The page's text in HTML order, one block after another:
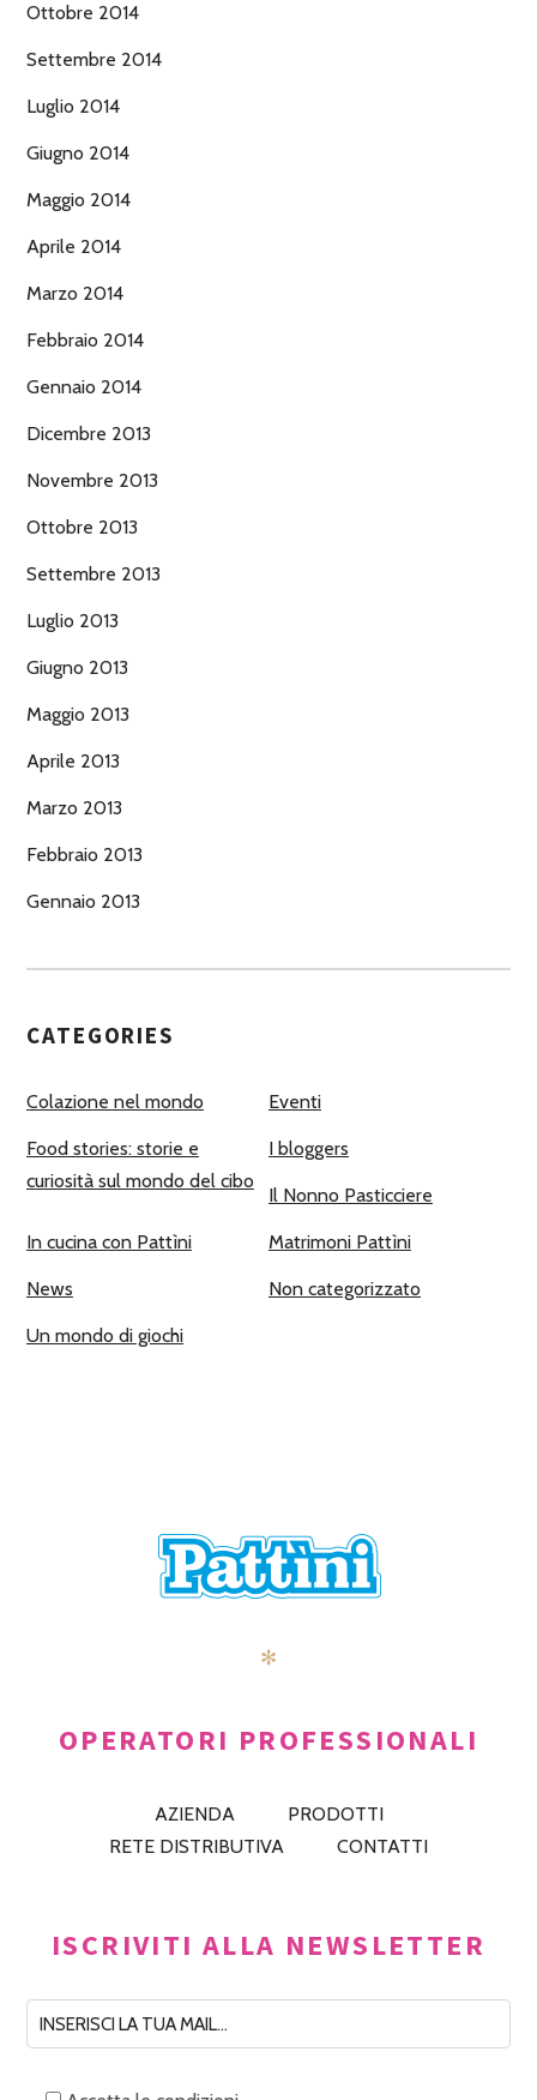
Ottobre 2014
Settembre 2014
Luglio 2014
Giugno 2014
Maggio 2014
Aprile 2014
Marzo 2014
Febbraio 2014
Gennaio 2014
Dicembre 2013
Novembre 2013
Ottobre 2013
Settembre 2013
Luglio 2013
Giugno 2013
Maggio 2013
Aprile 2013
Marzo 2013
Febbraio 2013
Gennaio 2013
CATEGORIES
Colazione nel mondo Eventi
Food stories: storie e
curiosità sul mondo del cibo
I bloggers
Il Nonno Pasticciere
In cucina con Pattìni Matrimoni Pattìni
News Non categorizzato
Un mondo di giochi
✻
OPERATORI PROFESSIONALI
AZIENDA
PRODOTTI
RETE DISTRIBUTIVA
CONTATTI
ISCRIVITI ALLA NEWSLETTER